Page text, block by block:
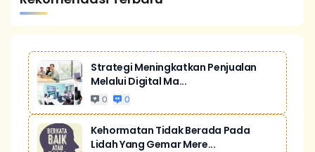
Strategi Meningkatkan Penjualan
Melalui Digital Ma...
0 0
Kehormatan Tidak Berada Pada
Lidah Yang Gemar Mere...